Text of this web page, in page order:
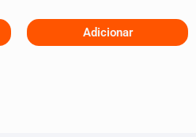
Adicionar